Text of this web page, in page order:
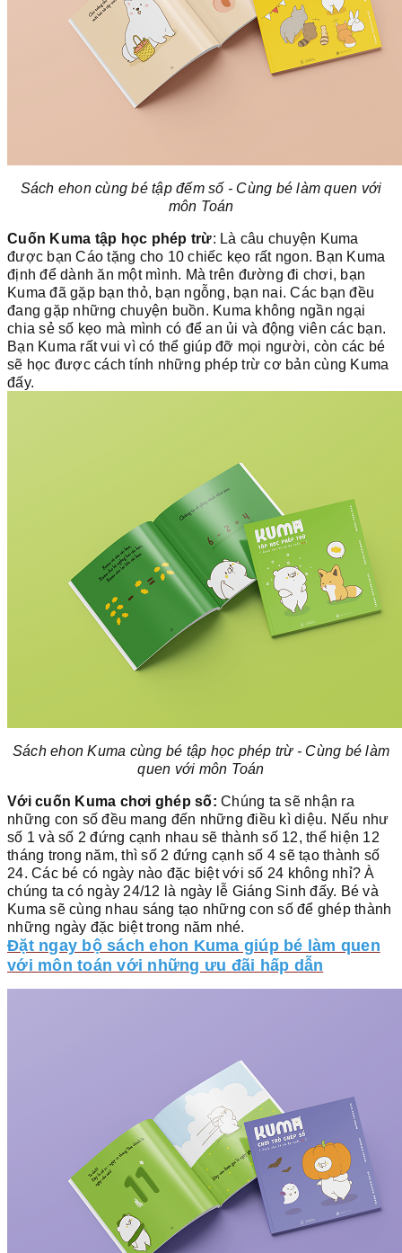
Sách ehon cùng bé tập đếm số - Cùng bé làm quen với
môn Toán
Cuốn Kuma tập học phép trừ: Là câu chuyện Kuma
được bạn Cáo tặng cho 10 chiếc kẹo rất ngon. Bạn Kuma
định để dành ăn một mình. Mà trên đường đi chơi, bạn
Kuma đã gặp bạn thỏ, bạn ngỗng, bạn nai. Các bạn đều
đang gặp những chuyện buồn. Kuma không ngần ngại
chia sẻ số kẹo mà mình có để an ủi và động viên các bạn.
Bạn Kuma rất vui vì có thể giúp đỡ mọi người, còn các bé
sẽ học được cách tính những phép trừ cơ bản cùng Kuma
đấy.
Sách ehon Kuma cùng bé tập học phép trừ - Cùng bé làm
quen với môn Toán
Với cuốn Kuma chơi ghép số: Chúng ta sẽ nhận ra
những con số đều mang đến những điều kì diệu. Nếu như
số 1 và số 2 đứng cạnh nhau sẽ thành số 12, thể hiện 12
tháng trong năm, thì số 2 đứng cạnh số 4 sẽ tạo thành số
24. Các bé có ngày nào đặc biệt với số 24 không nhỉ? À
chúng ta có ngày 24/12 là ngày lễ Giáng Sinh đấy. Bé và
Kuma sẽ cùng nhau sáng tạo những con số để ghép thành
những ngày đặc biệt trong năm nhé.
Đặt ngay bộ sách ehon Kuma giúp bé làm quen
với môn toán với những ưu đãi hấp dẫn